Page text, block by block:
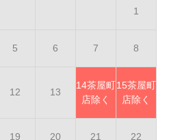
1
5 6 7 8
12 13
14茶屋町
店除く
15茶屋町
店除く
19 20 21 22